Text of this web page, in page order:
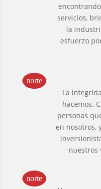
servicios,
la
esfuerzo
norte
La
hacemos.
personas
en nosotros,
nuestros
norte